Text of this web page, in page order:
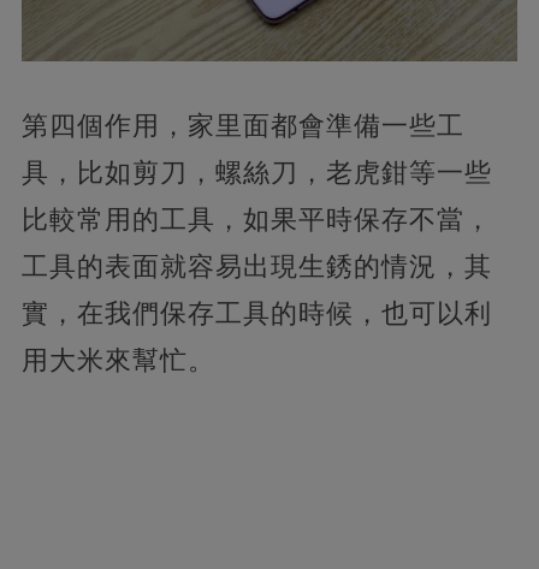
第四個作用，家里面都會準備一些工
具，比如剪刀，螺絲刀，老虎鉗等一些
比較常用的工具，如果平時保存不當，
工具的表面就容易出現生銹的情況，其
實，在我們保存工具的時候，也可以利
用大米來幫忙。